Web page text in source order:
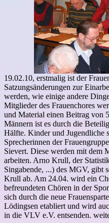
19.02.10, erstmalig ist der
Satzungsänderungen zur
werden, wie einige andere
Mitglieder des Frauenchores
und Material einen Beitrag von
Männern ist es durch die
Hälfte. Kinder und Jugendliche
Sprecherinnen der
Sievert. Diese werden mit dem
arbeiten. Arno Krull, der
Singabende, ...) des MGV, gibt
Krull ab. Am 24.04. wird ein
befreundeten Chören in der
sich durch die neue
Lödingsen etabliert und wird
in die VLV e.V. entsenden.